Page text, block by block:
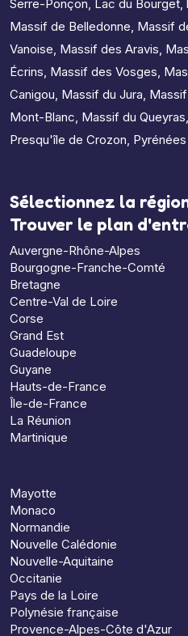
Serre-Ponçon, Lac du Bourget,
Massif de Belledonne, Massif
Vanoise, Massif des Aravis,
Écrins, Massif des Vosges,
Canigou, Massif du Jura,
Mont-Blanc, Massif du Queyras,
Presqu'île de Crozon,
Sélectionnez la
Trouver le plan
Auvergne-Rhône-Alpes
Bourgogne-Franche-Comté
Bretagne
Centre-Val de Loire
Corse
Grand Est
Guadeloupe
Guyane
Hauts-de-France
Île-de-France
La Réunion
Martinique
Mayotte
Monaco
Normandie
Nouvelle Calédonie
Nouvelle-Aquitaine
Occitanie
Pays de la Loire
Polynésie française
Provence-Alpes-Côte d'Azur